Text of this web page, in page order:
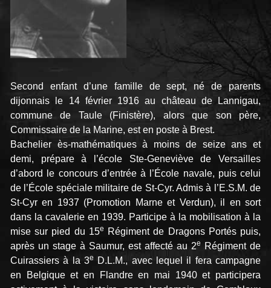
Second enfant d’une famille de sept, né de parents
dijonnais le 14 février 1916 au château de Lannigau,
commune de Taule (Finistère), alors que son père,
Commissaire de la Marine, est en poste à Brest.
Bachelier ès-mathématiques à moins de seize ans et
demi, prépare à l’école Ste-Geneviève de Versailles
d’abord le concours d’entrée à l’École navale, puis celui
de l’École spéciale militaire de St-Cyr. Admis à l’E.S.M. de
St-Cyr en 1937 (Promotion Marne et Verdun), il en sort
dans la cavalerie en 1939. Participe à la mobilisation à la
mise sur pied du 15e
Régiment de Dragons Portés puis,
après un stage à Saumur, est affecté au 2e
Régiment de
Cuirassiers à la 3e D.L.M., avec lequel il fera campagne
en Belgique et en Flandre en mai 1940 et participera